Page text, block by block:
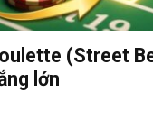
(Street
lớn